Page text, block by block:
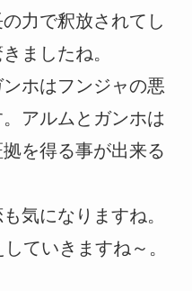
力で釈放されてし
ましたね。
ホはフンジャの悪
アルムとガンホは
を得る事が出来る
気になりますね。
ていきますね～。